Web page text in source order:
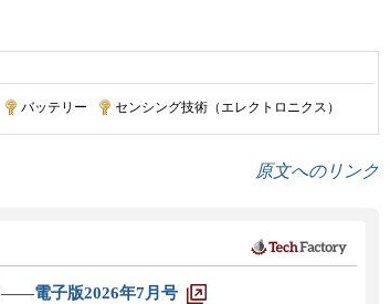
バッテリー センシング技術（エレクトロニクス）
原文へのリンク
――電子版2026年7月号